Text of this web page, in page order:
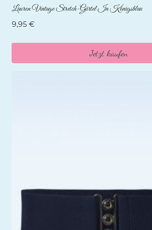
Lauren Vintage Stretch-Gürtel In Königsblau
9,95 €
Jetzt kaufen